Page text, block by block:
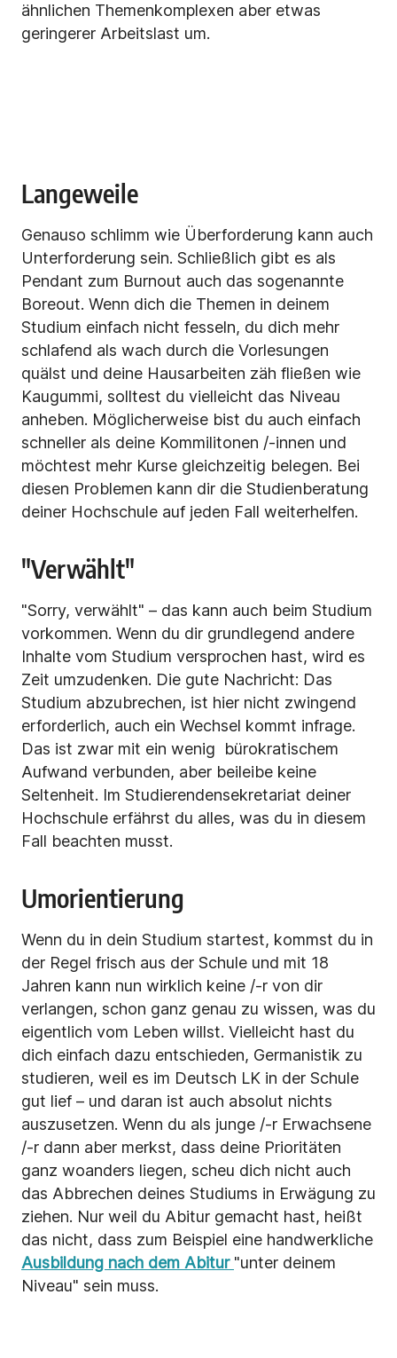
ähnlichen Themenkomplexen aber etwas
geringerer Arbeitslast um.
Langeweile
Genauso schlimm wie Überforderung kann auch
Unterforderung sein. Schließlich gibt es als
Pendant zum Burnout auch das sogenannte
Boreout. Wenn dich die Themen in deinem
Studium einfach nicht fesseln, du dich mehr
schlafend als wach durch die Vorlesungen
quälst und deine Hausarbeiten zäh fließen wie
Kaugummi, solltest du vielleicht das Niveau
anheben. Möglicherweise bist du auch einfach
schneller als deine Kommilitonen /-innen und
möchtest mehr Kurse gleichzeitig belegen. Bei
diesen Problemen kann dir die Studienberatung
deiner Hochschule auf jeden Fall weiterhelfen.
"Verwählt"
"Sorry, verwählt" – das kann auch beim Studium
vorkommen. Wenn du dir grundlegend andere
Inhalte vom Studium versprochen hast, wird es
Zeit umzudenken. Die gute Nachricht: Das
Studium abzubrechen, ist hier nicht zwingend
erforderlich, auch ein Wechsel kommt infrage.
Das ist zwar mit ein wenig bürokratischem
Aufwand verbunden, aber beileibe keine
Seltenheit. Im Studierendensekretariat deiner
Hochschule erfährst du alles, was du in diesem
Fall beachten musst.
Umorientierung
Wenn du in dein Studium startest, kommst du in
der Regel frisch aus der Schule und mit 18
Jahren kann nun wirklich keine /-r von dir
verlangen, schon ganz genau zu wissen, was du
eigentlich vom Leben willst. Vielleicht hast du
dich einfach dazu entschieden, Germanistik zu
studieren, weil es im Deutsch LK in der Schule
gut lief – und daran ist auch absolut nichts
auszusetzen. Wenn du als junge /-r Erwachsene
/-r dann aber merkst, dass deine Prioritäten
ganz woanders liegen, scheu dich nicht auch
das Abbrechen deines Studiums in Erwägung zu
ziehen. Nur weil du Abitur gemacht hast, heißt
das nicht, dass zum Beispiel eine handwerkliche
Ausbildung nach dem Abitur "unter deinem
Niveau" sein muss.